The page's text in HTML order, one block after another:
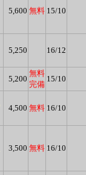
5,600 無料 15/10
5,250 16/12
5,200
無料
完備
15/10
4,500 無料 16/10
3,500 無料 16/10